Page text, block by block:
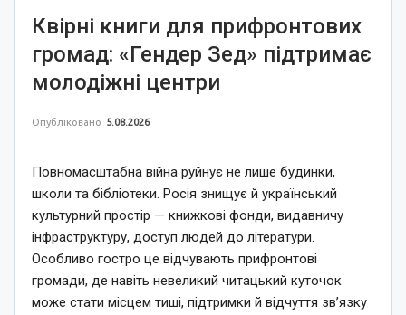
Квірні книги для прифронтових
громад: «Гендер Зед» підтримає
молодіжні центри
Опубліковано 5.08.2026
Повномасштабна війна руйнує не лише будинки,
школи та бібліотеки. Росія знищує й український
культурний простір — книжкові фонди, видавничу
інфраструктуру, доступ людей до літератури.
Особливо гостро це відчувають прифронтові
громади, де навіть невеликий читацький куточок
може стати місцем тиші, підтримки й відчуття зв’язку